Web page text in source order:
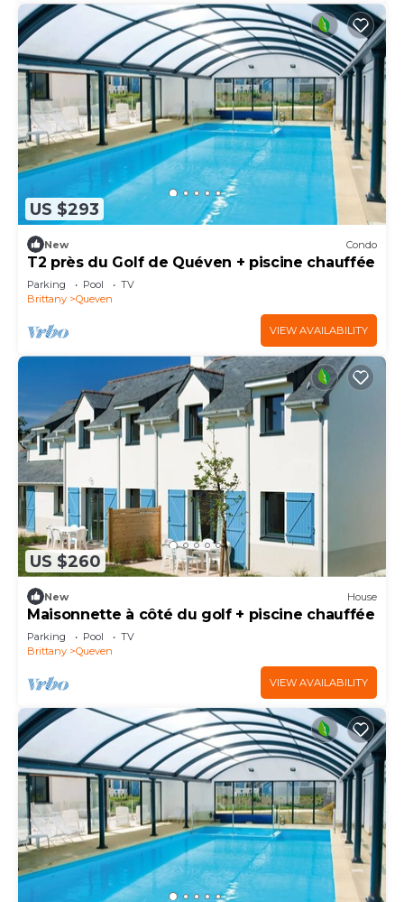
US $293
New Condo
T2 près du Golf de Quéven + piscine chauffée
Parking Pool
TV
Brittany
Queven
VIEW AVAILABILITY
US $260
New House
Maisonnette à côté du golf + piscine chauffée
Parking Pool
TV
Brittany
Queven
VIEW AVAILABILITY